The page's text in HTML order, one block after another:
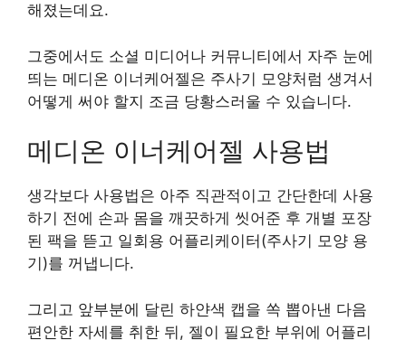
해졌는데요.
그중에서도 소셜 미디어나 커뮤니티에서 자주 눈에
띄는 메디온 이너케어젤은 주사기 모양처럼 생겨서
어떻게 써야 할지 조금 당황스러울 수 있습니다.
메디온 이너케어젤 사용법
생각보다 사용법은 아주 직관적이고 간단한데 사용
하기 전에 손과 몸을 깨끗하게 씻어준 후 개별 포장
된 팩을 뜯고 일회용 어플리케이터(주사기 모양 용
기)를 꺼냅니다.
그리고 앞부분에 달린 하얀색 캡을 쏙 뽑아낸 다음
편안한 자세를 취한 뒤, 젤이 필요한 부위에 어플리